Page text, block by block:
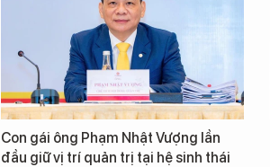
Con gái ông Phạm Nhật Vượng lần
đầu giữ vị trí quản trị tại hệ sinh thái